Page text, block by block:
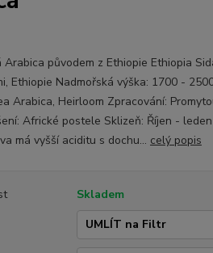
Arabica původem z Ethiopie Ethiopia
Ethiopie Nadmořská výška: 1700 -
Arabica, Heirloom Zpracování:
Africké postele Sklizeň: Říjen -
má vyšší aciditu s dochu... celý popis
Skladem